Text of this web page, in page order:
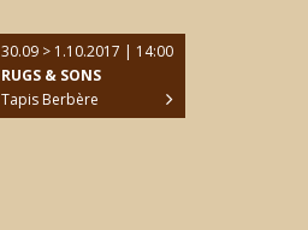
30.09 > 1.10.2017 | 14:00
RUGS & SONS
Tapis Berbère